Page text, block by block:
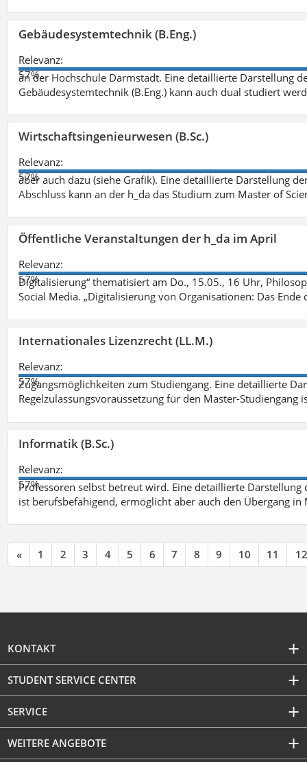
Gebäudesystemtechnik (B.Eng.)
Relevanz:
57%
an der Hochschule Darmstadt. Eine detaillierte Darstellung
Gebäudesystemtechnik (B.Eng.) kann auch dual studiert
Wirtschaftsingenieurwesen (B.Sc.)
Relevanz:
57%
aber auch dazu (siehe Grafik). Eine detaillierte Darstellung
Abschluss kann an der h_da das Studium zum Master of
Öffentliche Veranstaltungen der h_da im April
Relevanz:
57%
Digitalisierung“ thematisiert am Do., 15.05., 16 Uhr,
Social Media. „Digitalisierung von Organisationen: Das Ende
Internationales Lizenzrecht (LL.M.)
Relevanz:
57%
Zugangsmöglichkeiten zum Studiengang. Eine detaillierte
Regelzulassungsvoraussetzung für den Master-
Informatik (B.Sc.)
Relevanz:
57%
Professoren selbst betreut wird. Eine detaillierte
ist berufsbefähigend, ermöglicht aber auch den Übergang in
« 1 2 3 4 5 6 7 8 9 10 11 12
KONTAKT
STUDENT SERVICE CENTER
SERVICE
WEITERE ANGEBOTE